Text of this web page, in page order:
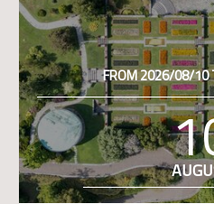
FROM 2026/08/